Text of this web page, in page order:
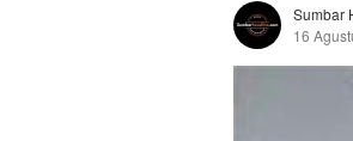
Sumbar
16